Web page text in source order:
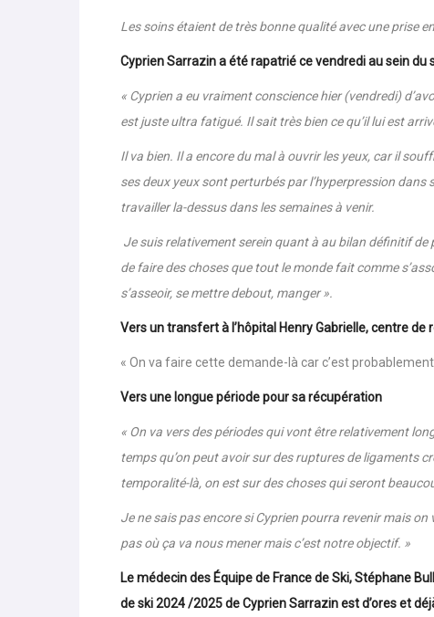
Les soins étaient de très bonne qualité avec une prise
Cyprien Sarrazin a été rapatrié ce vendredi au sein du
« Cyprien a eu vraiment conscience hier (vendredi)
est juste ultra fatigué. Il sait très bien ce qu’il lui est
Il va bien. Il a encore du mal à ouvrir les yeux, car il
ses deux yeux sont perturbés par l’hyperpression dans
travailler la-dessus dans les semaines à venir.
Je suis relativement serein quant à au bilan définitif
de faire des choses que tout le monde fait comme
s’asseoir, se mettre debout, manger ».
Vers un transfert à l’hôpital Henry Gabrielle, centre
« On va faire cette demande-là car c’est
Vers une longue période pour sa récupération
« On va vers des périodes qui vont être relativement
temps qu’on peut avoir sur des ruptures de ligaments
temporalité-là, on est sur des choses qui seront
Je ne sais pas encore si Cyprien pourra revenir mais
pas où ça va nous mener mais c’est notre objectif. »
Le médecin des Équipe de France de Ski, Stéphane
de ski 2024 /2025 de Cyprien Sarrazin est d’ores et